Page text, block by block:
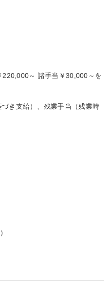
～ 諸手当￥30,000～を
き支給）、残業手当（残業時